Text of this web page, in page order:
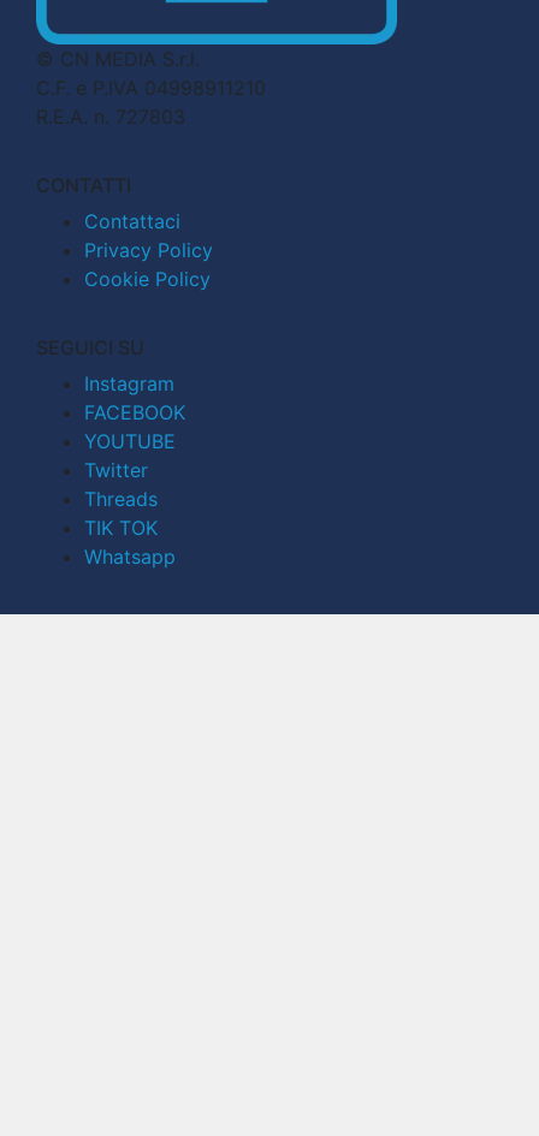
© CN MEDIA S.r.l.
C.F. e P.IVA 04998911210
R.E.A. n. 727803
CONTATTI
Contattaci
Privacy Policy
Cookie Policy
SEGUICI SU
Instagram
FACEBOOK
YOUTUBE
Twitter
Threads
TIK TOK
Whatsapp